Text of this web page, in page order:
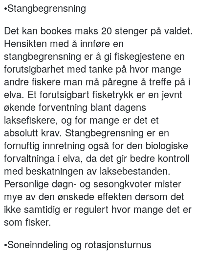
•Stangbegrensning
Det kan bookes maks 20 stenger på valdet.
Hensikten med å innføre en
stangbegrensning er å gi fiskegjestene en
forutsigbarhet med tanke på hvor mange
andre fiskere man må påregne å treffe på i
elva. Et forutsigbart fisketrykk er en jevnt
økende forventning blant dagens
laksefiskere, og for mange er det et
absolutt krav. Stangbegrensning er en
fornuftig innretning også for den biologiske
forvaltninga i elva, da det gir bedre kontroll
med beskatningen av laksebestanden.
Personlige døgn- og sesongkvoter mister
mye av den ønskede effekten dersom det
ikke samtidig er regulert hvor mange det er
som fisker.
•Soneinndeling og rotasjonsturnus